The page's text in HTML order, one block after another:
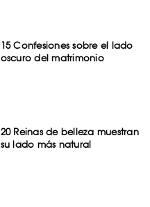
15 Confesiones sobre el lado
oscuro del matrimonio
20 Reinas de belleza muestran
su lado más natural